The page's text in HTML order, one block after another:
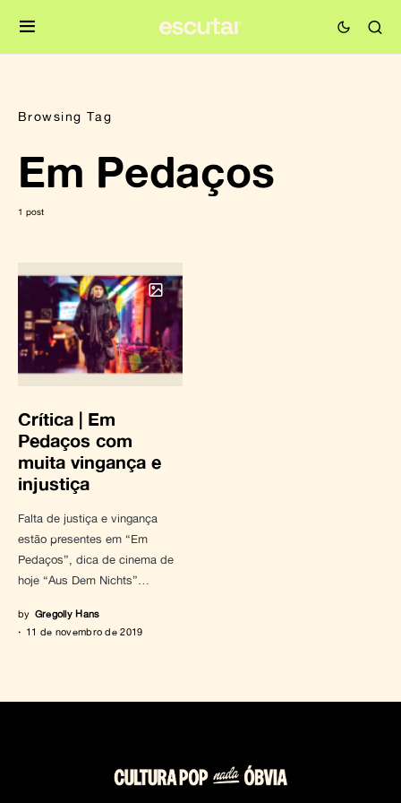
Browsing Tag
Em Pedaços
1 post
Crítica | Em
Pedaços com
muita vingança e
injustiça
Falta de justiça e vingança
estão presentes em “Em
Pedaços”, dica de cinema de
hoje “Aus Dem Nichts”…
by Gregolly Hans
11 de novembro de 2019